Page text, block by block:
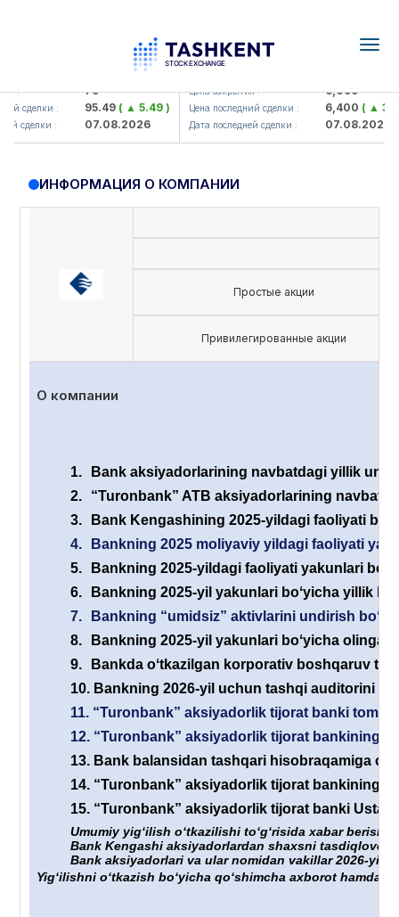
: 79
сделки : 95.49( ▲ 5.49 )
сделки : 07.08.2026
UZMK (<O'zmetkombinat> AJ)
Цена закрытия : 6,099
Цена последний сделки : 6,400( ▲
Дата последней сделки : 07.08.2026
ИНФОРМАЦИЯ О КОМПАНИИ
Простые акции
Привилегированные акции
О компании
1.
Bank aksiyadorlarining navbatdagi yillik
2.
“Turonbank” ATB aksiyadorlarining
3.
Bank Kengashining 2025-yildagi faoliyati
4.
Bankning 2025 moliyaviy yildagi faoliyati
5.
Bankning 2025-yildagi faoliyati yakunlari
6.
Bankning 2025-yil yakunlari boʻyicha yillik
7.
Bankning “umidsiz” aktivlarini undirish
8.
Bankning 2025-yil yakunlari boʻyicha
9.
Bankda oʻtkazilgan korporativ boshqaruv
10. Bankning 2026-yil uchun tashqi auditorini
11. “Turonbank” aksiyadorlik tijorat banki
12. “Turonbank” aksiyadorlik tijorat bankining
13. Bank balansidan tashqari hisobraqamiga
14. “Turonbank” aksiyadorlik tijorat bankining
15. “Turonbank” aksiyadorlik tijorat banki
Umumiy yigʻilish oʻtkazilishi toʻgʻrisida xabar berish
Bank Kengashi aksiyadorlardan shaxsni
Bank aksiyadorlari va ular nomidan vakillar 2026-yil
Yigʻilishni oʻtkazish boʻyicha qoʻshimcha axborot